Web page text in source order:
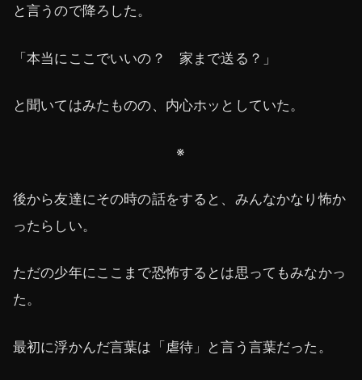
と言うので降ろした。
「本当にここでいいの？ 家まで送る？」
と聞いてはみたものの、内心ホッとしていた。
※
後から友達にその時の話をすると、みんなかなり怖か
ったらしい。
ただの少年にここまで恐怖するとは思ってもみなかっ
た。
最初に浮かんだ言葉は「虐待」と言う言葉だった。